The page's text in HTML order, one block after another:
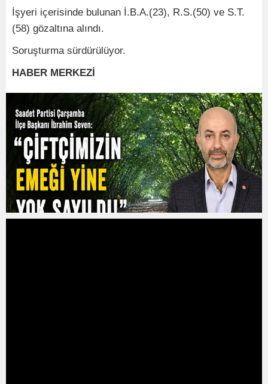
İşyeri içerisinde bulunan İ.B.A.(23), R.S.(50) ve S.T.
(58) gözaltına alındı.
Soruşturma sürdürülüyor.
HABER MERKEZİ